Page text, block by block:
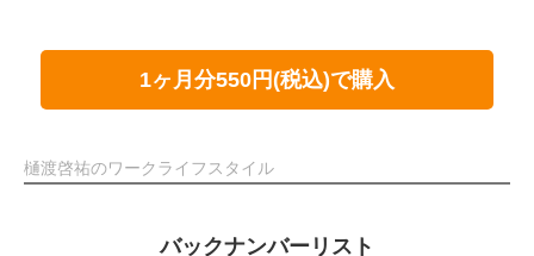
1ヶ月分550円(税込)で購入
樋渡啓祐のワークライフスタイル
バックナンバーリスト